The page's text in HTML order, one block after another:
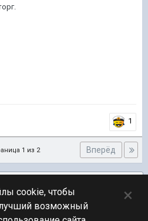
1
Вперёд
1 из 2
cookie, чтобы
возможный
×